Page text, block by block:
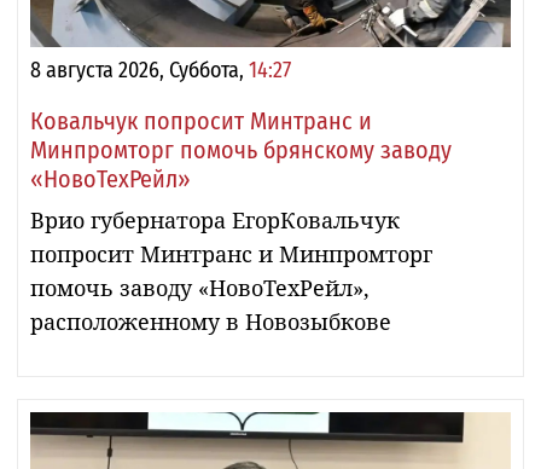
8 августа 2026, Суббота, 14:27
Ковальчук попросит Минтранс и
Минпромторг помочь брянскому заводу
«НовоТехРейл»
Врио губернатора ЕгорКовальчук
попросит Минтранс и Минпромторг
помочь заводу «НовоТехРейл»,
расположенному в Новозыбкове